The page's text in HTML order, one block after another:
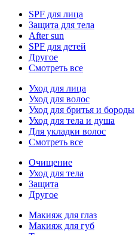
SPF для лица
Защита для тела
After sun
SPF для детей
Другое
Смотреть все
Уход для лица
Уход для волос
Уход для бритья и бороды
Уход для тела и душа
Для укладки волос
Смотреть все
Очищение
Уход для тела
Защита
Другое
Макияж для глаз
Макияж для губ